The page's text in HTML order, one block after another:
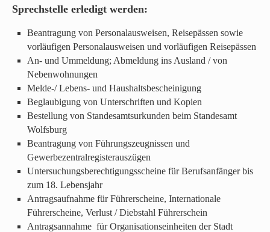
Sprechstelle erledigt werden:
Beantragung von Personalausweisen, Reisepässen sowie
vorläufigen Personalausweisen und vorläufigen Reisepässen
An- und Ummeldung; Abmeldung ins Ausland / von
Nebenwohnungen
Melde-/ Lebens- und Haushaltsbescheinigung
Beglaubigung von Unterschriften und Kopien
Bestellung von Standesamtsurkunden beim Standesamt
Wolfsburg
Beantragung von Führungszeugnissen und
Gewerbezentralregisterauszügen
Untersuchungsberechtigungsscheine für Berufsanfänger bis
zum 18. Lebensjahr
Antragsaufnahme für Führerscheine, Internationale
Führerscheine, Verlust / Diebstahl Führerschein
Antragsannahme für Organisationseinheiten der Stadt